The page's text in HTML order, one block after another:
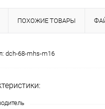
ПОХОЖИЕ ТОВАРЫ
dch-68-mhs-m16